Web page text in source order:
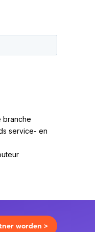
branche
service- en
worden >